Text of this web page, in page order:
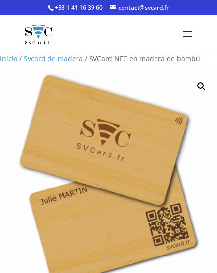
+33 1 41 16 39 60 contact@svcard.fr
Inicio / Svcard de madera / SVCard NFC en madera de bambú